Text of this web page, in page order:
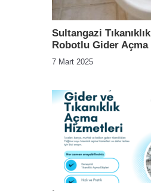
Sultangazi
Robotlu Gider Açma
7 Mart 2025